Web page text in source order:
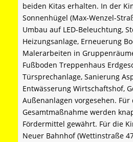
beiden Kitas erhalten. In der
Sonnenhügel (Max-Wenzel-
Umbau auf LED-Beleuchtung,
Heizungsanlage, Erneuerung
Malerarbeiten in
Fußboden Treppenhaus
Türsprechanlage, Sanierung
Entwässerung Wirtschaftshof,
Außenanlagen vorgesehen. Für
Gesamtmaßnahme werden
Fördermittel gewährt. Für die
Neuer Bahnhof (Wettinstraße